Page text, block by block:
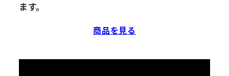
ます。
商品を見る